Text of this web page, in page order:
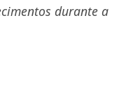
durante a